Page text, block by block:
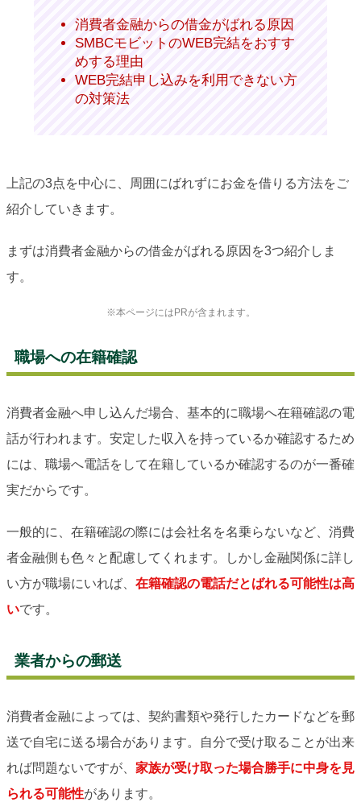
消費者金融からの借金がばれる原因
SMBCモビットのWEB完結をおすす
めする理由
WEB完結申し込みを利用できない方
の対策法
上記の3点を中心に、周囲にばれずにお金を借りる方法をご
紹介していきます。
まずは消費者金融からの借金がばれる原因を3つ紹介しま
す。
※本ページにはPRが含まれます。
職場への在籍確認
消費者金融へ申し込んだ場合、基本的に職場へ在籍確認の電
話が行われます。安定した収入を持っているか確認するため
には、職場へ電話をして在籍しているか確認するのが一番確
実だからです。
一般的に、在籍確認の際には会社名を名乗らないなど、消費
者金融側も色々と配慮してくれます。しかし金融関係に詳し
い方が職場にいれば、 在籍確認の電話だとばれる可能性は高
いです。
業者からの郵送
消費者金融によっては、契約書類や発行したカードなどを郵
送で自宅に送る場合があります。自分で受け取ることが出来
れば問題ないですが、 家族が受け取った場合勝手に中身を見
られる可能性があります。